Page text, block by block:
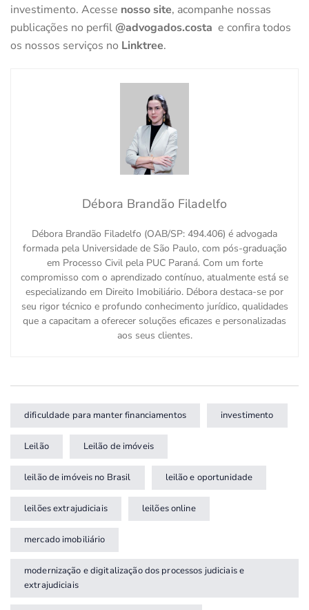
investimento. Acesse nosso site, acompanhe nossas
publicações no perfil @advogados.costa e confira todos
os nossos serviços no Linktree.
Débora Brandão Filadelfo
Débora Brandão Filadelfo (OAB/SP: 494.406) é advogada
formada pela Universidade de São Paulo, com pós-graduação
em Processo Civil pela PUC Paraná. Com um forte
compromisso com o aprendizado contínuo, atualmente está se
especializando em Direito Imobiliário. Débora destaca-se por
seu rigor técnico e profundo conhecimento jurídico, qualidades
que a capacitam a oferecer soluções eficazes e personalizadas
aos seus clientes.
dificuldade para manter financiamentos investimento
Leilão Leilão de imóveis
leilão de imóveis no Brasil leilão e oportunidade
leilões extrajudiciais leilões online
mercado imobiliário
modernização e digitalização dos processos judiciais e
extrajudiciais